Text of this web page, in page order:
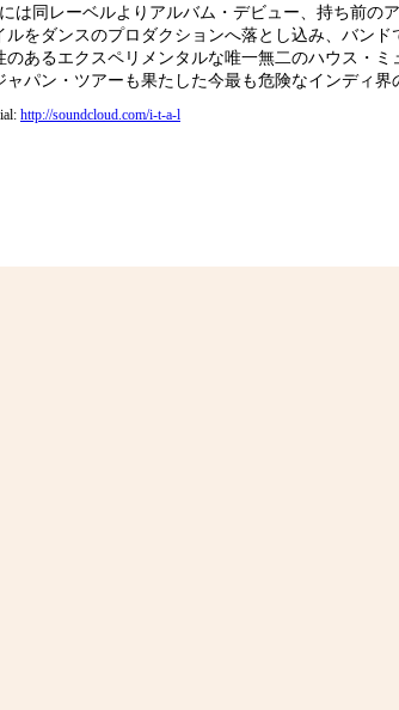
は同レーベルよりアルバム・デビュー、持ち前の
ルをダンスのプロダクションへ落とし込み、バンド
のあるエクスペリメンタルな唯一無二のハウス・ミ
ャパン・ツアーも果たした今最も危険なインディ界
http://soundcloud.com/i-t-a-l